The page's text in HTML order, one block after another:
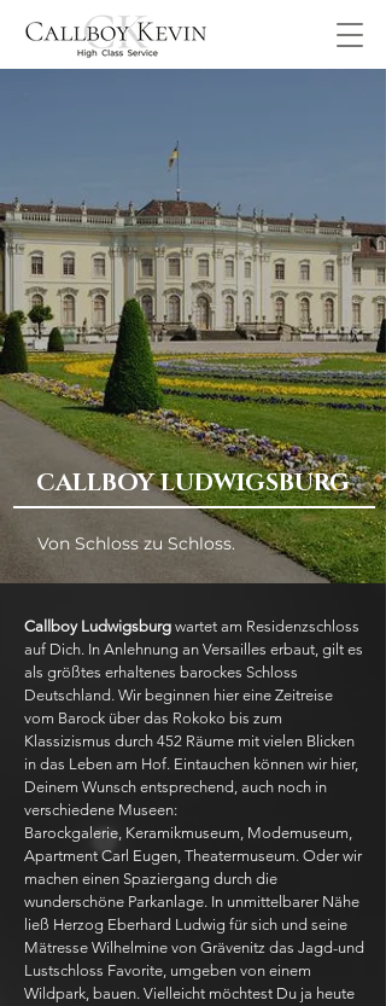
CALLBOY LUDWIGSBURG
Von Schloss zu Schloss.
Callboy Ludwigsburg wartet am Residenzschloss
auf Dich. In Anlehnung an Versailles erbaut, gilt es
als größtes erhaltenes barockes Schloss
Deutschland. Wir beginnen hier eine Zeitreise
vom Barock über das Rokoko bis zum
Klassizismus durch 452 Räume mit vielen Blicken
in das Leben am Hof. Eintauchen können wir hier,
Deinem Wunsch entsprechend, auch noch in
verschiedene Museen:
Barockgalerie, Keramikmuseum, Modemuseum,
Apartment Carl Eugen, Theatermuseum. Oder wir
machen einen Spaziergang durch die
wunderschöne Parkanlage. In unmittelbarer Nähe
ließ Herzog Eberhard Ludwig für sich und seine
Mätresse Wilhelmine von Grävenitz das Jagd-und
Lustschloss Favorite, umgeben von einem
Wildpark, bauen. Vielleicht möchtest Du ja heute